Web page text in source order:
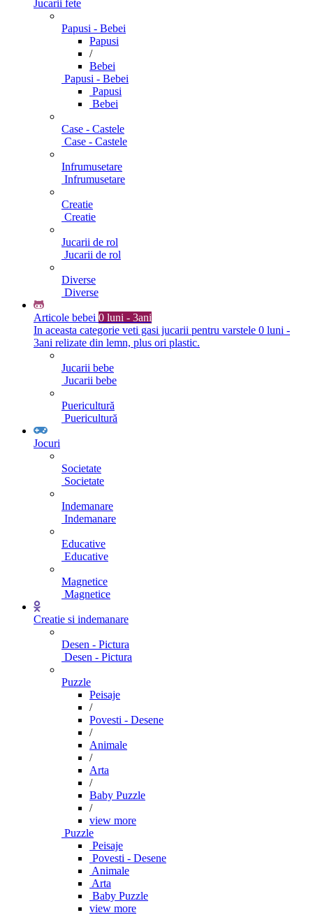
Jucarii fete
Papusi - Bebei
Papusi
/
Bebei
Papusi - Bebei
Papusi
Bebei
Case - Castele
Case - Castele
Infrumusetare
Infrumusetare
Creatie
Creatie
Jucarii de rol
Jucarii de rol
Diverse
Diverse
Articole bebei 0 luni - 3ani
In aceasta categorie veti gasi jucarii pentru varstele 0 luni -
3ani relizate din lemn, plus ori plastic.
Jucarii bebe
Jucarii bebe
Puericultură
Puericultură
Jocuri
Societate
Societate
Indemanare
Indemanare
Educative
Educative
Magnetice
Magnetice
Creatie si indemanare
Desen - Pictura
Desen - Pictura
Puzzle
Peisaje
/
Povesti - Desene
/
Animale
/
Arta
/
Baby Puzzle
/
view more
Puzzle
Peisaje
Povesti - Desene
Animale
Arta
Baby Puzzle
view more